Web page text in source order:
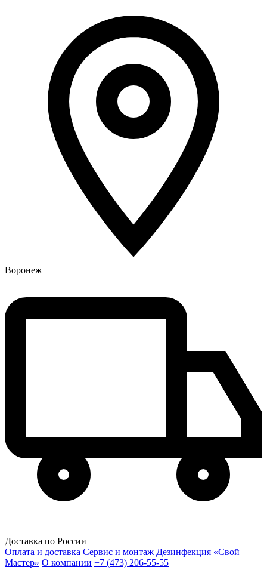
Воронеж
Доставка по России
Оплата и доставка Сервис и монтаж Дезинфекция «Свой
Мастер» О компании +7 (473) 206-55-55